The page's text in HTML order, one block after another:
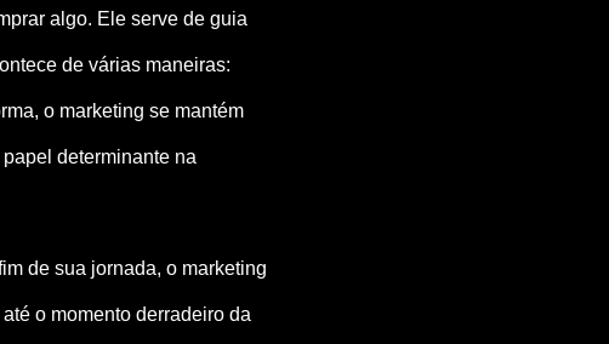
algo. Ele serve de guia
de várias maneiras:
o marketing se mantém
determinante na
de sua jornada, o marketing
o momento derradeiro da